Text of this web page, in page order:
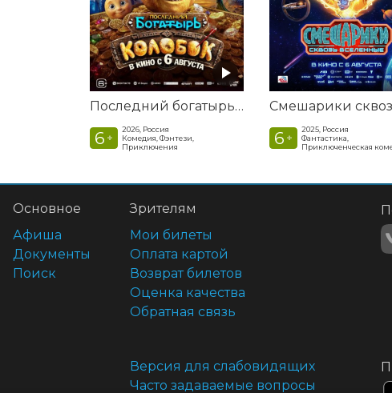
Последний богатырь. Колобок
6 +
2026, Россия
Комедия, Фэнтези,
Приключения
6 +
2025, Россия
Фантастика,
Приключенческая
Основное
Афиша
Документы
Поиск
Зрителям
Мои билеты
Оплата картой
Возврат билетов
Оценка качества
Обратная связь
Версия для слабовидящих
Часто задаваемые вопросы